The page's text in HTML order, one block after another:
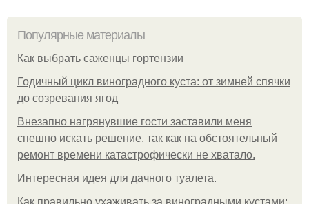
Популярные материалы
Как выбрать саженцы гортензии
Годичный цикл виноградного куста: от зимней спячки
до созревания ягод
Внезапно нагрянувшие гости заставили меня
спешно искать решение, так как на обстоятельный
ремонт времени катастрофически не хватало.
Интересная идея для дачного туалета.
Как правильно ухаживать за виноградными кустами: